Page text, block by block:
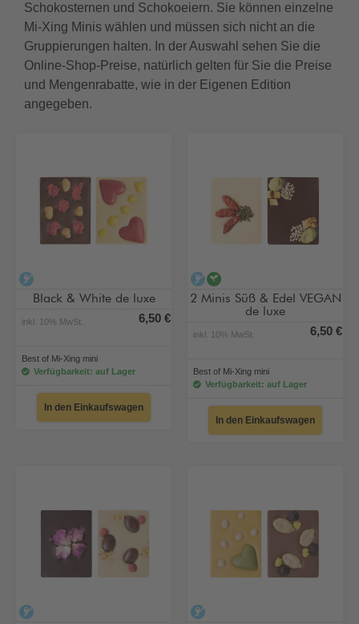
Schokosternen und Schokoeiern. Sie können einzelne
Mi-Xing Minis wählen und müssen sich nicht an die
Gruppierungen halten. In der Auswahl sehen Sie die
Online-Shop-Preise, natürlich gelten für Sie die Preise
und Mengenrabatte, wie in der Eigenen Edition
angegeben.
Black & White de luxe
inkl. 10% MwSt. 6,50 €
Best of Mi-Xing mini
Verfügbarkeit: auf Lager
In den Einkaufswagen
alkoholfrei
2 Minis Süß & Edel VEGAN
de luxe
inkl. 10% MwSt. 6,50 €
Best of Mi-Xing mini
Verfügbarkeit: auf Lager
In den Einkaufswagen